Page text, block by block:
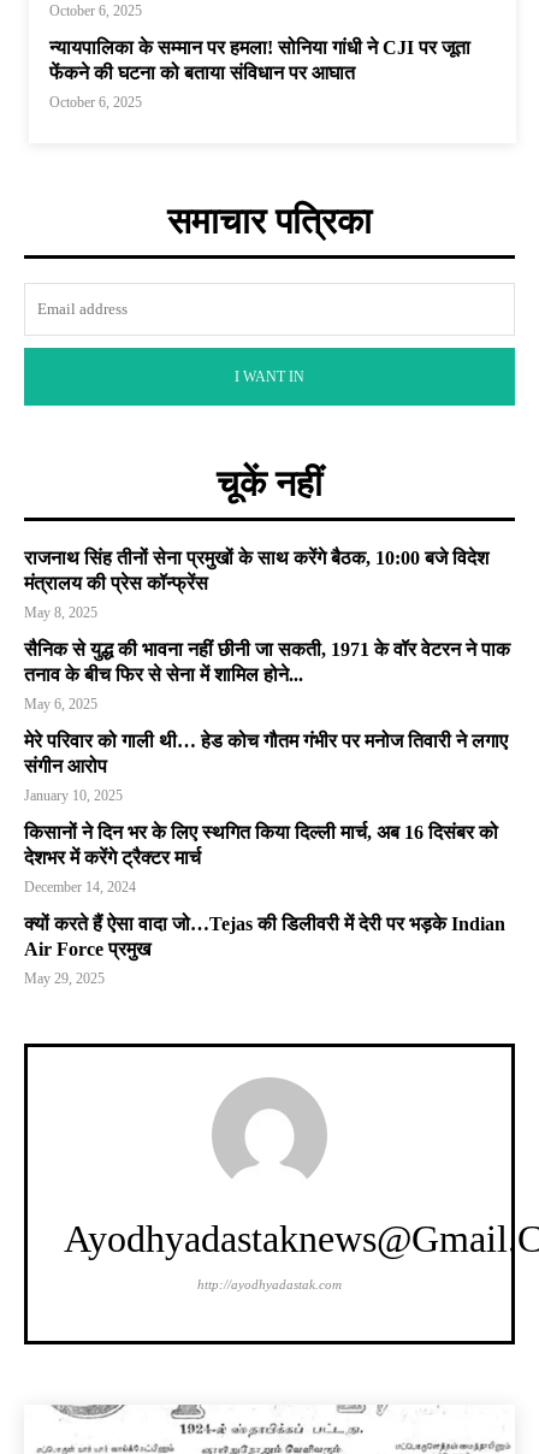
October 6, 2025
न्यायपालिका के सम्मान पर हमला! सोनिया गांधी ने CJI पर जूता
फेंकने की घटना को बताया संविधान पर आघात
October 6, 2025
समाचार पत्रिका
I WANT IN
चूकें नहीं
राजनाथ सिंह तीनों सेना प्रमुखों के साथ करेंगे बैठक, 10:00 बजे विदेश
मंत्रालय की प्रेस कॉन्फ्रेंस
May 8, 2025
सैनिक से युद्ध की भावना नहीं छीनी जा सकती, 1971 के वॉर वेटरन ने पाक
तनाव के बीच फिर से सेना में शामिल होने...
May 6, 2025
मेरे परिवार को गाली थी… हेड कोच गौतम गंभीर पर मनोज तिवारी ने लगाए
संगीन आरोप
January 10, 2025
किसानों ने दिन भर के लिए स्थगित किया दिल्ली मार्च, अब 16 दिसंबर को
देशभर में करेंगे ट्रैक्टर मार्च
December 14, 2024
क्यों करते हैं ऐसा वादा जो…Tejas की डिलीवरी में देरी पर भड़के Indian
Air Force प्रमुख
May 29, 2025
http://ayodhyadastak.com